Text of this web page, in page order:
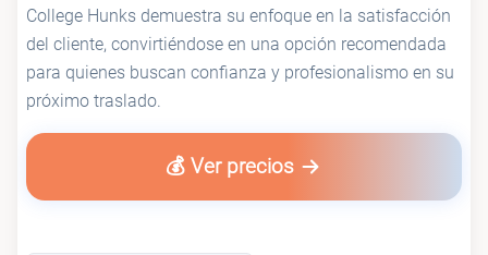
College Hunks demuestra su enfoque en la satisfacción
del cliente, convirtiéndose en una opción recomendada
para quienes buscan confianza y profesionalismo en su
próximo traslado.
💰 Ver precios